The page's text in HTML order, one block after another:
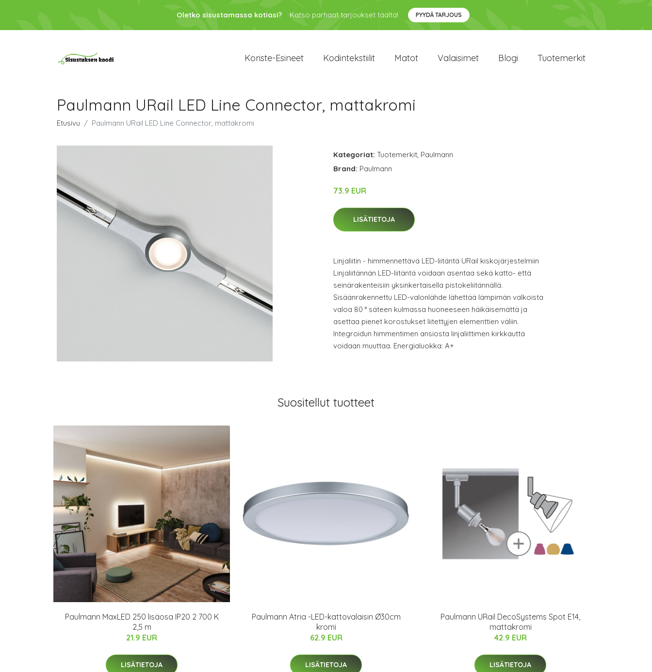
Oletko sisustamassa kotiasi? Katso parhaat tarjoukset täältä! PYYDÄ TARJOUS
Koriste-Esineet Kodintekstiilit Matot Valaisimet Blogi Tuotemerkit
Paulmann URail LED Line Connector, mattakromi
Etusivu Paulmann URail LED Line Connector, mattakromi
Kategoriat: Tuotemerkit, Paulmann
Brand: Paulmann
73.9 EUR
LISÄTIETOJA
Linjaliitin - himmennettävä LED-liitäntä URail kiskojärjestelmiin
Linjaliitännän LED-liitäntä voidaan asentaa sekä katto- että
seinärakenteisiin yksinkertaisella pistokeliitännällä.
Sisäänrakennettu LED-valonlähde lähettää lämpimän valkoista
valoa 80 ° säteen kulmassa huoneeseen häikäisemättä ja
asettaa pienet korostukset liitettyjen elementtien väliin.
Integroidun himmentimen ansiosta linjaliittimen kirkkautta
voidaan muuttaa. Energialuokka: A+
Suositellut tuotteet
Paulmann MaxLED 250 lisäosa IP20 2 700 K
2,5 m
21.9 EUR
LISÄTIETOJA
Paulmann Atria -LED-kattovalaisin Ø30cm
kromi
62.9 EUR
LISÄTIETOJA
Paulmann URail DecoSystems Spot E14,
mattakromi
42.9 EUR
LISÄTIETOJA